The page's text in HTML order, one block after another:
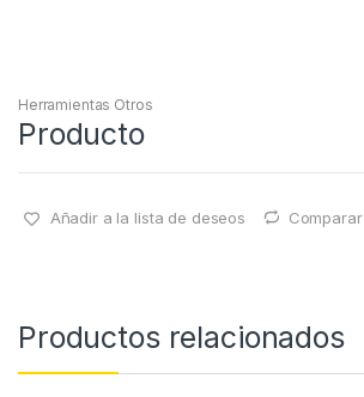
Herramientas Otros
Producto
Añadir a la lista de deseos Comparar
Productos relacionados